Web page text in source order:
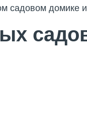
садовом домике